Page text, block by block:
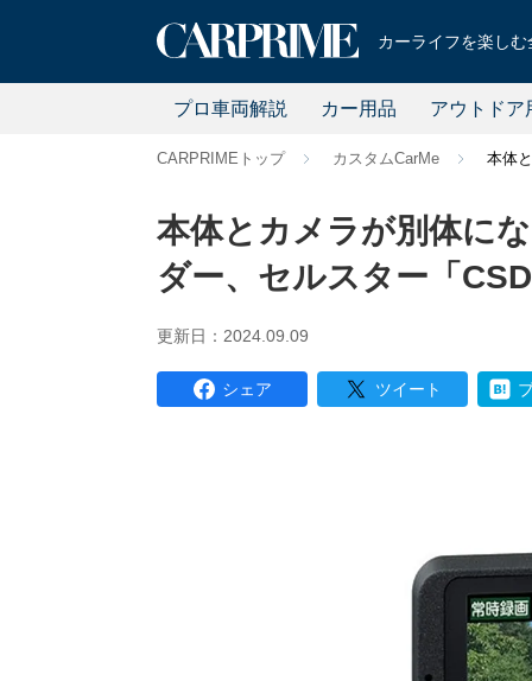
カーライフを楽し
プロ車両解説 カー用品 アウトドア
CARPRIMEトップ カスタムCarMe 本体
本体とカメラが別体に
ダー、セルスター「
更新日：2024.09.09
シェア ツイート